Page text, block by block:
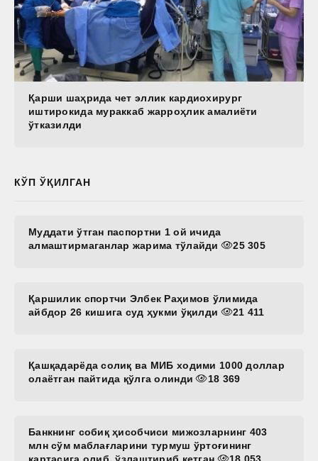
Қарши шаҳрида чет эллик кардиохирург
иштирокида мураккаб жарроҳлик амалиёти
ўтказилди
КЎП ЎҚИЛГАН
Муддати ўтган паспортни 1 ой ичида
алмаштирмаганлар жарима тўлайди
25 305
Қаршилик спортчи Элбек Раҳимов ўлимида
айбдор 26 кишига суд ҳукми ўқилди
21 411
Қашқадарёда солиқ ва МИБ ходими 1000 доллар
олаётган пайтида қўлга олинди
18 369
Банкнинг собиқ ҳисобчиси мижозларнинг 403
млн сўм маблағларини турмуш ўртоғининг